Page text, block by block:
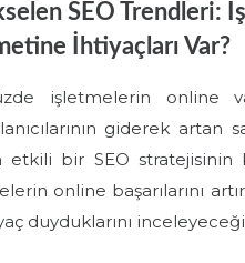
SEO Trendleri:
İhtiyaçları Var?
işletmelerin online
giderek artan
bir SEO stratejisinin
online başarılarını
duyduklarını